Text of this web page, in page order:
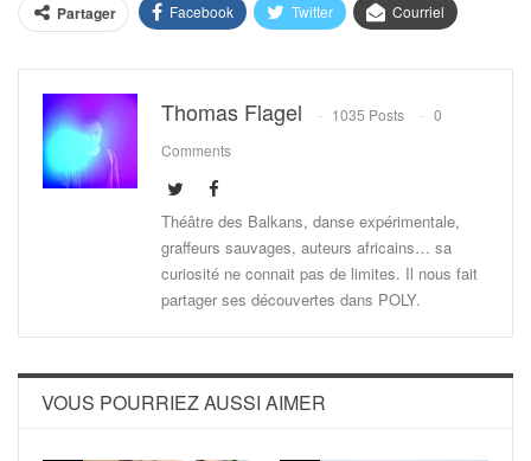
Partager Facebook Twitter Courriel
Thomas Flagel 1035 Posts
0
Comments
Théâtre des Balkans, danse expérimentale,
graffeurs sauvages, auteurs africains… sa
curiosité ne connait pas de limites. Il nous fait
partager ses découvertes dans POLY.
VOUS POURRIEZ AUSSI AIMER